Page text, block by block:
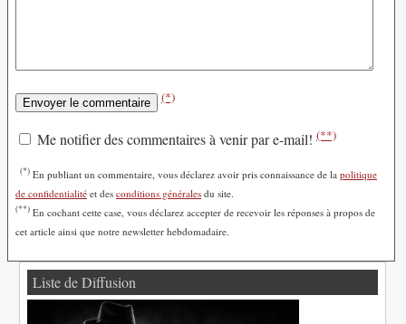
(*)
Me notifier des commentaires à venir par e-mail! (**)
(*) En publiant un commentaire, vous déclarez avoir pris connaissance de la politique
de confidentialité et des conditions générales du site.
(**) En cochant cette case, vous déclarez accepter de recevoir les réponses à propos de
cet article ainsi que notre newsletter hebdomadaire.
Liste de Diffusion